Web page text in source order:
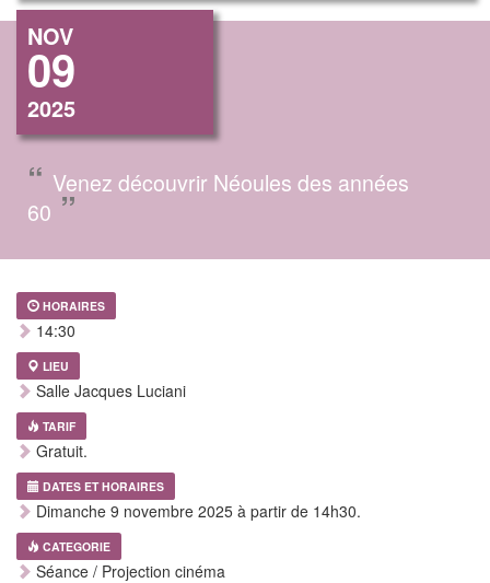
NOV
09
2025
“ Venez découvrir Néoules des années
60 ”
HORAIRES
14:30
LIEU
Salle Jacques Luciani
TARIF
Gratuit.
DATES ET HORAIRES
Dimanche 9 novembre 2025 à partir de 14h30.
CATEGORIE
Séance / Projection cinéma